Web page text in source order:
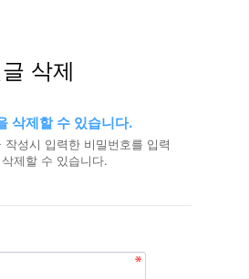
삭제
삭제할 수 있습니다.
성시 입력한 비밀번호를 입력
제할 수 있습니다.